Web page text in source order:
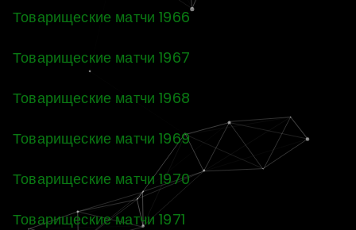
Товарищеские матчи 1966
Товарищеские матчи 1967
Товарищеские матчи 1968
Товарищеские матчи 1969
Товарищеские матчи 1970
Товарищеские матчи 1971